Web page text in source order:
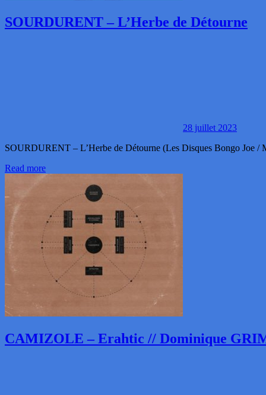
SOURDURENT – L’Herbe de Détourne
28 juillet 2023
SOURDURENT – L’Herbe de Détourne (Les Disques Bongo Joe
Read more
CAMIZOLE – Erahtic // Dominique